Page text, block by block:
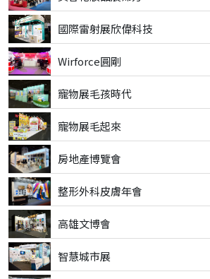
國際雷射展欣偉科技
Wirforce圓剛
寵物展毛孩時代
寵物展毛起來
房地產博覽會
整形外科皮膚年會
高雄文博會
智慧城市展